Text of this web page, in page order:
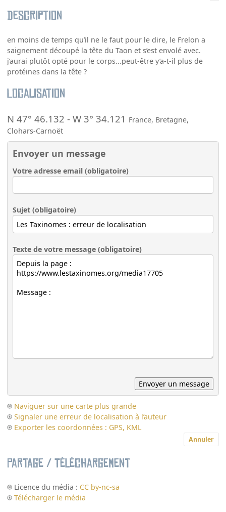
Description
en moins de temps qu’il ne le faut pour le dire, le Frelon a
saignement découpé la tête du Taon et s’est envolé avec.
j’aurai plutôt opté pour le corps...peut-être y’a-t-il plus de
protéines dans la tête ?
Localisation
N 47° 46.132 -W 3° 34.121 France, Bretagne,
Clohars-Carnoët
Envoyer un message
Votre adresse email (obligatoire)
Sujet (obligatoire)
Texte de votre message (obligatoire)
Naviguer sur une carte plus grande
Signaler une erreur de localisation à l’auteur
Exporter les coordonnées : GPS, KML
Annuler
Partage / Téléchargement
Licence du média : CC by-nc-sa
Télécharger le média